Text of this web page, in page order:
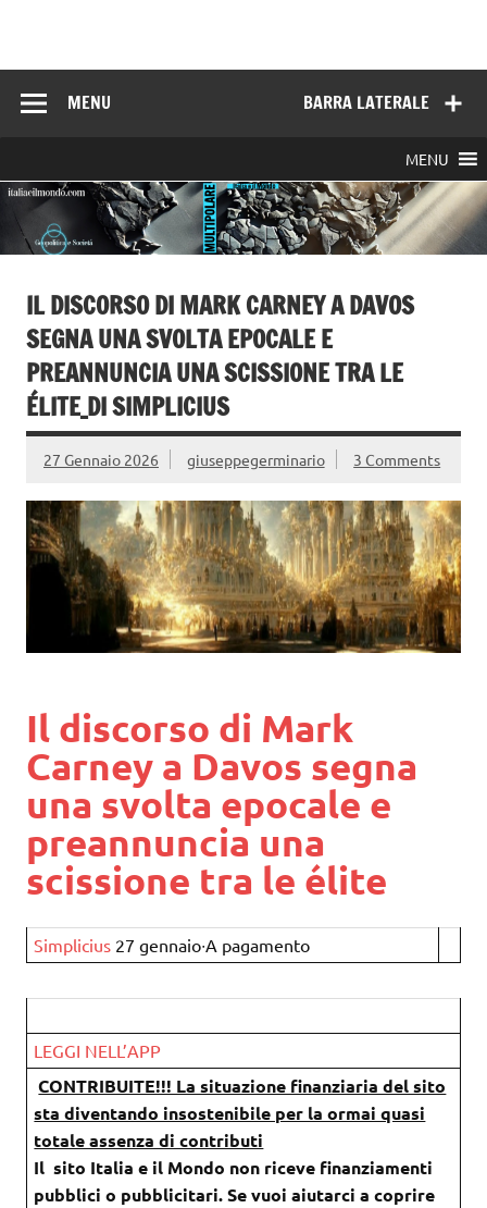
BARRA LATERALE
MENU
MENU
IL DISCORSO DI MARK CARNEY A DAVOS
SEGNA UNA SVOLTA EPOCALE E
PREANNUNCIA UNA SCISSIONE TRA LE
ÉLITE_DI SIMPLICIUS
27 Gennaio 2026 giuseppegerminario 3 Comments
Il discorso di Mark
Carney a Davos segna
una svolta epocale e
preannuncia una
scissione tra le élite
Simplicius 27 gennaio∙A pagamento
LEGGI NELL’APP
CONTRIBUITE!!! La situazione finanziaria del sito
sta diventando insostenibile per la ormai quasi
totale assenza di contributi
Il sito Italia e il Mondo non riceve finanziamenti
pubblici o pubblicitari. Se vuoi aiutarci a coprire